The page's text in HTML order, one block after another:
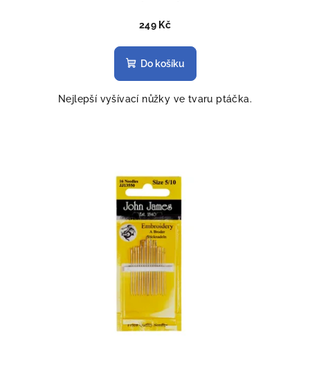
249 Kč
Do košíku
Nejlepší vyšívací nůžky ve tvaru ptáčka.